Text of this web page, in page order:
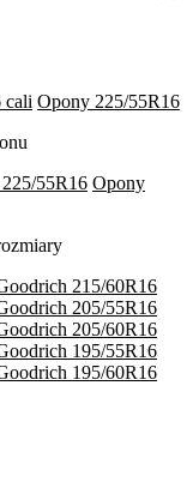
cali Opony 225/55R16
55R16 Opony
215/60R16
205/55R16
205/60R16
195/55R16
195/60R16